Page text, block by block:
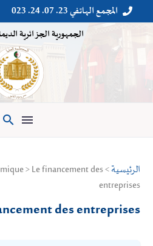

 المجمع الهاتفي 23. 07. 24. 023
الجمهورية الجزائرية

الرئيسية > Le financement des
entreprises
des entreprises